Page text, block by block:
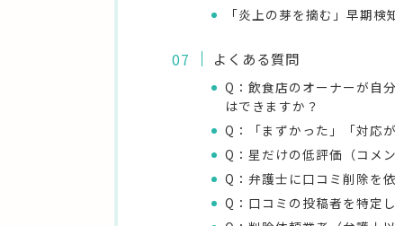
「炎上の芽を摘む」早期検
よくある質問
Q：飲食店のオーナーが自
はできますか？
Q：「まずかった」「対応
Q：星だけの低評価（コメ
Q：弁護士に口コミ削除を
Q：口コミの投稿者を特定